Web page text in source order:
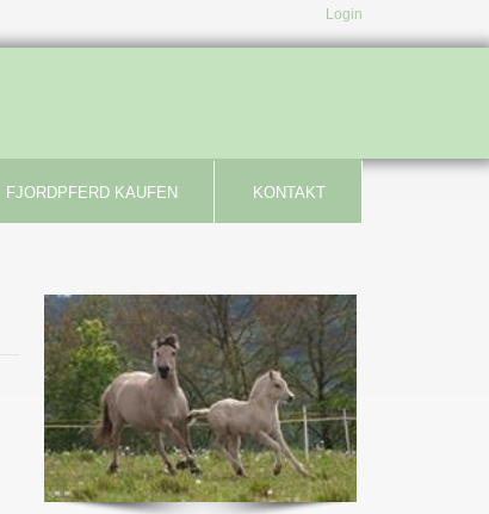
Login
FJORDPFERD KAUFEN KONTAKT